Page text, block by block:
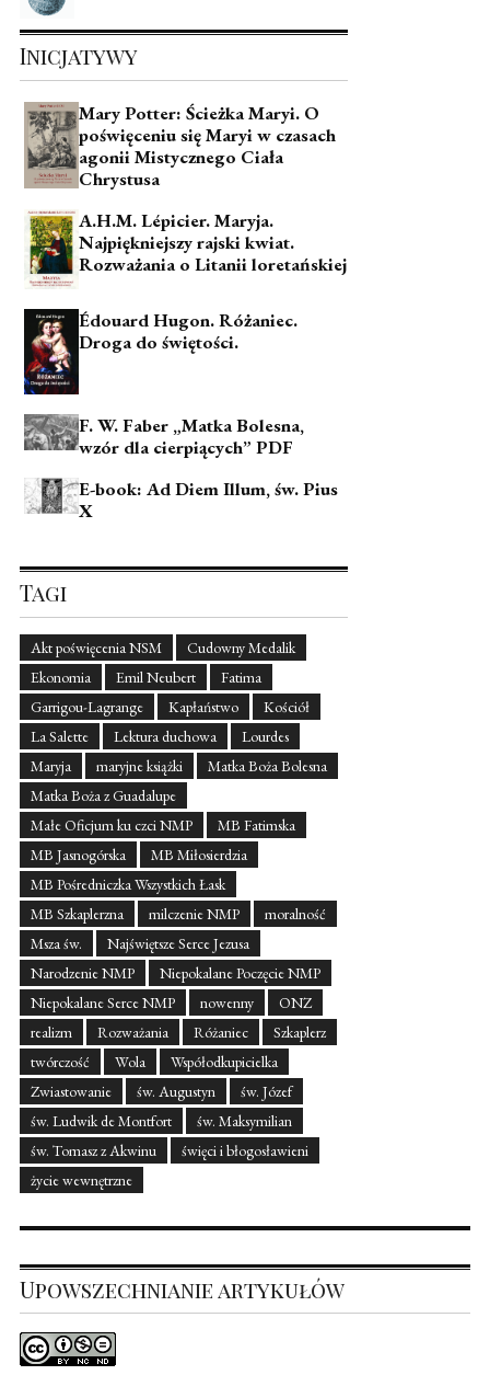
Inicjatywy
Mary Potter: Ścieżka Maryi. O
poświęceniu się Maryi w czasach
agonii Mistycznego Ciała
Chrystusa
A.H.M. Lépicier. Maryja.
Najpiękniejszy rajski kwiat.
Rozważania o Litanii loretańskiej
Édouard Hugon. Różaniec.
Droga do świętości.
F. W. Faber „Matka Bolesna,
wzór dla cierpiących” PDF
E-book: Ad Diem Illum, św. Pius
X
Tagi
Akt poświęcenia NSM
Cudowny Medalik
Ekonomia
Emil Neubert
Fatima
Garrigou-Lagrange
Kapłaństwo
Kościół
La Salette
Lektura duchowa
Lourdes
Maryja
maryjne książki
Matka Boża Bolesna
Matka Boża z Guadalupe
Małe Oficjum ku czci NMP
MB Fatimska
MB Jasnogórska
MB Miłosierdzia
MB Pośredniczka Wszystkich Łask
MB Szkaplerzna
milczenie NMP
moralność
Msza św.
Najświętsze Serce Jezusa
Narodzenie NMP
Niepokalane Poczęcie NMP
Niepokalane Serce NMP
nowenny
ONZ
realizm
Rozważania Różaniec
Szkaplerz
twórczość
Wola
Współodkupicielka
Zwiastowanie
św. Augustyn
św. Józef
św. Ludwik de Montfort
św. Maksymilian
św. Tomasz z Akwinu
święci i błogosławieni
życie wewnętrzne
Upowszechnianie artykułów